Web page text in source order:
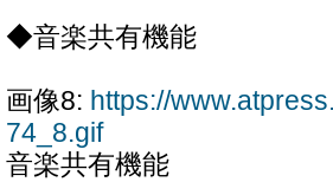
◆音楽共有機能
画像8: https://
74_8.gif
音楽共有機能